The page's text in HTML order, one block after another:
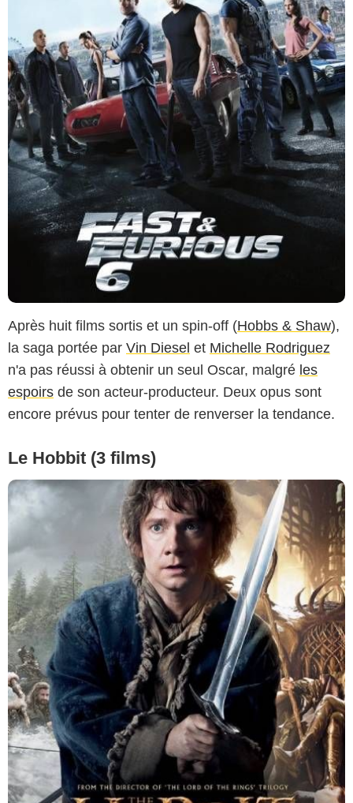
Après huit films sortis et un spin-off (Hobbs & Shaw),
la saga portée par Vin Diesel et Michelle Rodriguez
n'a pas réussi à obtenir un seul Oscar, malgré les
espoirs de son acteur-producteur. Deux opus sont
encore prévus pour tenter de renverser la tendance.
Le Hobbit (3 films)